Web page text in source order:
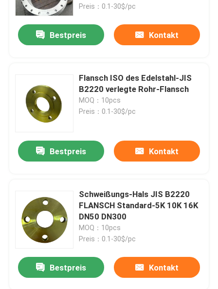
Preis：0.1-30$/pc
Bestpreis Kontakt
Flansch ISO des Edelstahl-JIS
B2220 verlegte Rohr-Flansch
MOQ：10pcs
Preis：0.1-30$/pc
Bestpreis Kontakt
Schweißungs-Hals JIS B2220
FLANSCH Standard-5K 10K 16K
DN50 DN300
MOQ：10pcs
Preis：0.1-30$/pc
Bestpreis Kontakt